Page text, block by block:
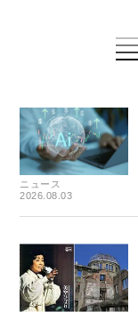
ニュース
2026.08.03